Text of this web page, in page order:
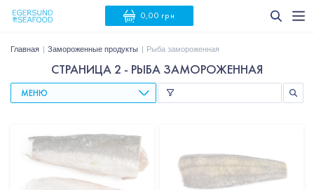
0,00 грн
Главная Замороженные продукты Рыба замороженная
СТРАНИЦА 2 - РЫБА ЗАМОРОЖЕННАЯ
МЕНЮ